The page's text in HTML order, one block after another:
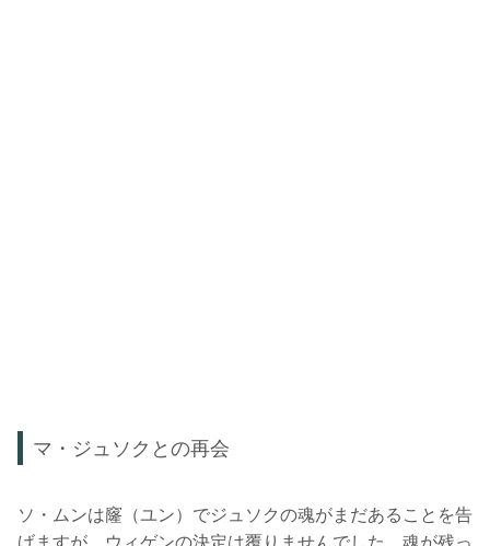
マ・ジュソクとの再会
ソ・ムンは窿（ユン）でジュソクの魂がまだあることを告
げますが、ウィゲンの決定は覆りませんでした。魂が残っ